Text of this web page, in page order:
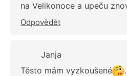
na Velikonoce a upeču
Odpovědět
Janja
Těsto mám vyzkoušené